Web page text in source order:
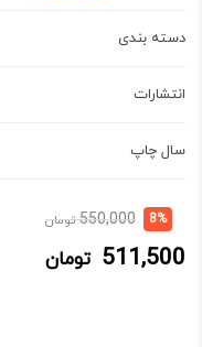
دسته بندی
انتشارات
سال چاپ
8%
550,000 تومانقیمت
511,500 تومان
قیمت
511,500 تومان.